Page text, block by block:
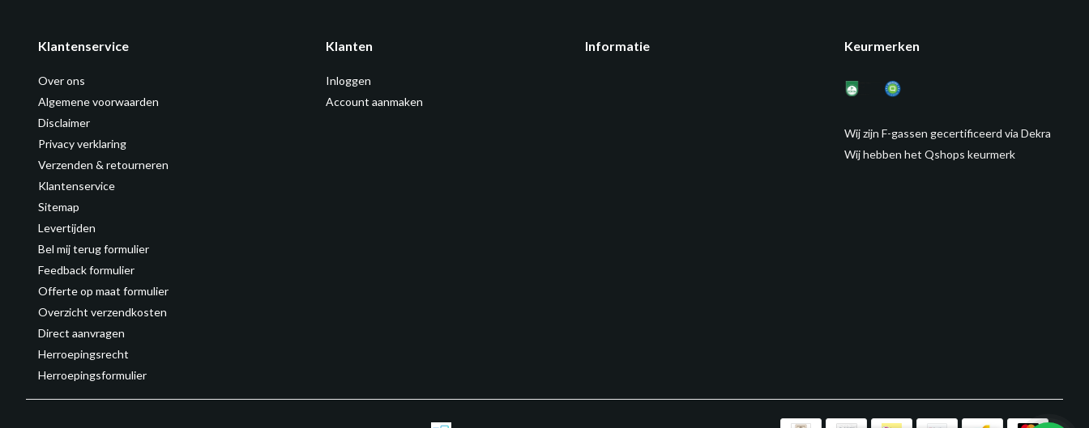
Klantenservice
Over ons
Algemene voorwaarden
Disclaimer
Privacy verklaring
Verzenden & retourneren
Klantenservice
Sitemap
Levertijden
Bel mij terug formulier
Feedback formulier
Offerte op maat formulier
Overzicht verzendkosten
Direct aanvragen
Herroepingsrecht
Herroepingsformulier
Klanten
Inloggen
Account aanmaken
Informatie Keurmerken
Wij zijn F-gassen gecertificeerd via Dekra
Wij hebben het Qshops keurmerk